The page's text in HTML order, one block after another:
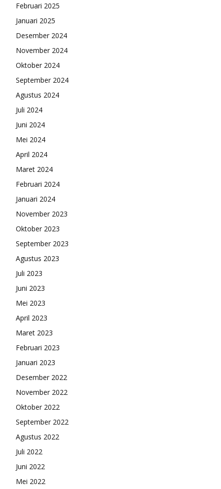
Februari 2025
Januari 2025
Desember 2024
November 2024
Oktober 2024
September 2024
Agustus 2024
Juli 2024
Juni 2024
Mei 2024
April 2024
Maret 2024
Februari 2024
Januari 2024
November 2023
Oktober 2023
September 2023
Agustus 2023
Juli 2023
Juni 2023
Mei 2023
April 2023
Maret 2023
Februari 2023
Januari 2023
Desember 2022
November 2022
Oktober 2022
September 2022
Agustus 2022
Juli 2022
Juni 2022
Mei 2022